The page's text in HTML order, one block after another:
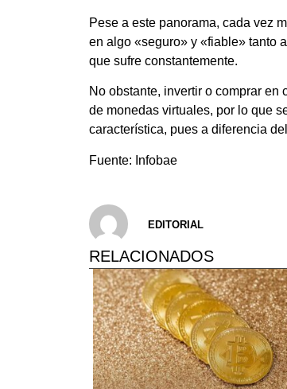
Pese a este panorama, cada vez
en algo «seguro» y «fiable» tanto
que sufre constantemente.
No obstante, invertir o comprar en
de monedas virtuales, por lo que
característica, pues a diferencia
Fuente: Infobae
EDITORIAL
RELACIONADOS